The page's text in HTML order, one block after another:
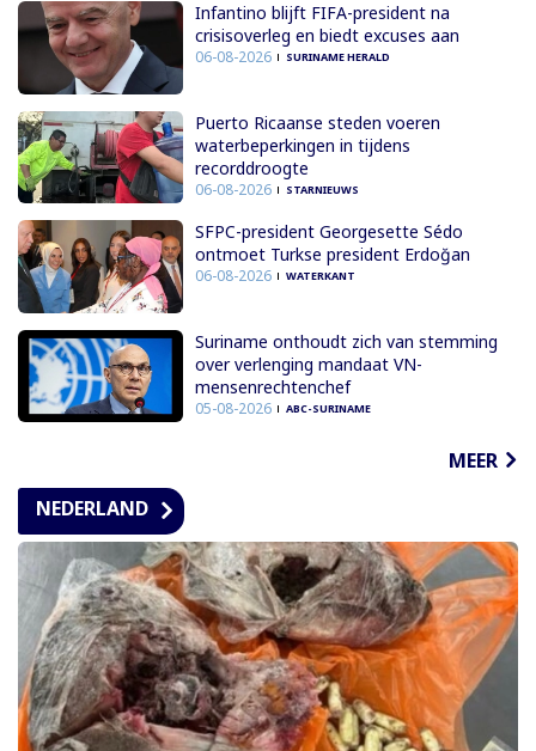
Infantino blijft FIFA-president na
crisisoverleg en biedt excuses aan
06-08-2026 SURINAME HERALD
Puerto Ricaanse steden voeren
waterbeperkingen in tijdens
recorddroogte
06-08-2026 STARNIEUWS
SFPC-president Georgesette Sédo
ontmoet Turkse president Erdoğan
06-08-2026 WATERKANT
Suriname onthoudt zich van stemming
over verlenging mandaat VN-
mensenrechtenchef
05-08-2026 ABC-SURINAME
MEER
NEDERLAND